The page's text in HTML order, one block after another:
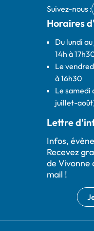
Suivez-nous :
Horaires
Du lundi
14h à
Le
à 16h30
Le samedi
juillet-
Lettre
Infos,
Recevez
de Vivonne
mail !